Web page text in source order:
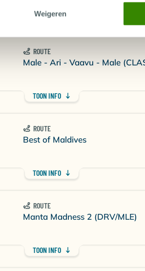
Weigeren
TOON INFO
ROUTE
Male - Ari - Vaavu - Male
TOON INFO
ROUTE
Best of Maldives
TOON INFO
ROUTE
Manta Madness 2 (DRV/MLE)
TOON INFO